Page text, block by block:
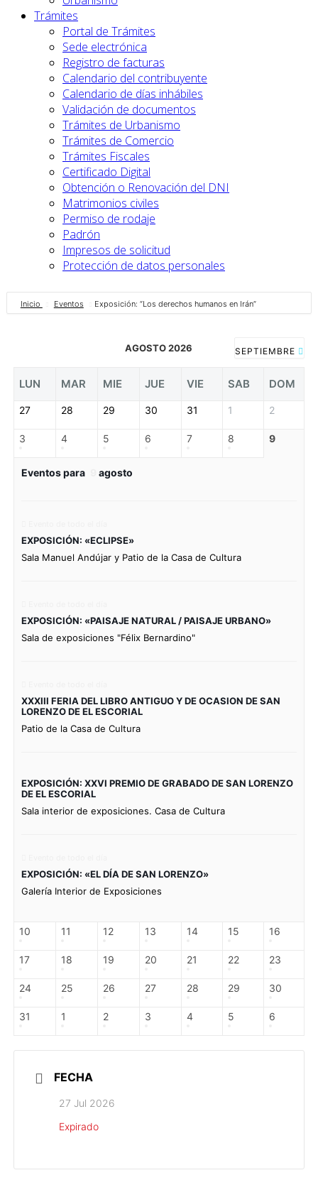
Trámites
Portal de Trámites
Sede electrónica
Registro de facturas
Calendario del contribuyente
Calendario de días inhábiles
Validación de documentos
Trámites de Urbanismo
Trámites de Comercio
Trámites Fiscales
Certificado Digital
Obtención o Renovación del DNI
Matrimonios civiles
Permiso de rodaje
Padrón
Impresos de solicitud
Protección de datos personales
Inicio Eventos Exposición: “Los derechos humanos en Irán”
AGOSTO 2026 SEPTIEMBRE
LUN MAR MIE JUE VIE SAB DOM
27 28 29 30 31 1 2
3 4 5 6 7 8 9
Eventos para agosto
EXPOSICIÓN: «ECLIPSE»
Sala Manuel Andújar y Patio de la Casa de Cultura
EXPOSICIÓN: «PAISAJE NATURAL / PAISAJE URBANO»
Sala de exposiciones "Félix Bernardino"
XXXIII FERIA DEL LIBRO ANTIGUO Y DE OCASION DE SAN
LORENZO DE EL ESCORIAL
Patio de la Casa de Cultura
EXPOSICIÓN: XXVI PREMIO DE GRABADO DE SAN LORENZO
DE EL ESCORIAL
Sala interior de exposiciones. Casa de Cultura
EXPOSICIÓN: «EL DÍA DE SAN LORENZO»
Galería Interior de Exposiciones
10 11 12 13 14 15 16
17 18 19 20 21 22 23
24 25 26 27 28 29 30
31 1 2 3 4 5 6
FECHA
27 Jul 2026
Expirado